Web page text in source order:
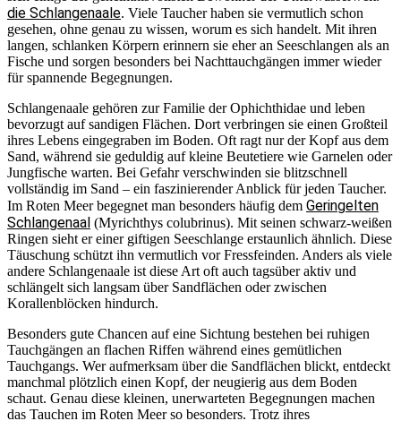
die Schlangenaale. Viele Taucher haben sie vermutlich schon
gesehen, ohne genau zu wissen, worum es sich handelt. Mit ihren
langen, schlanken Körpern erinnern sie eher an Seeschlangen als an
Fische und sorgen besonders bei Nachttauchgängen immer wieder
für spannende Begegnungen.
Schlangenaale gehören zur Familie der Ophichthidae und leben
bevorzugt auf sandigen Flächen. Dort verbringen sie einen Großteil
ihres Lebens eingegraben im Boden. Oft ragt nur der Kopf aus dem
Sand, während sie geduldig auf kleine Beutetiere wie Garnelen oder
Jungfische warten. Bei Gefahr verschwinden sie blitzschnell
vollständig im Sand – ein faszinierender Anblick für jeden Taucher.
Im Roten Meer begegnet man besonders häufig dem Geringelten
Schlangenaal (Myrichthys colubrinus). Mit seinen schwarz-weißen
Ringen sieht er einer giftigen Seeschlange erstaunlich ähnlich. Diese
Täuschung schützt ihn vermutlich vor Fressfeinden. Anders als viele
andere Schlangenaale ist diese Art oft auch tagsüber aktiv und
schlängelt sich langsam über Sandflächen oder zwischen
Korallenblöcken hindurch.
Besonders gute Chancen auf eine Sichtung bestehen bei ruhigen
Tauchgängen an flachen Riffen während eines gemütlichen
Tauchgangs. Wer aufmerksam über die Sandflächen blickt, entdeckt
manchmal plötzlich einen Kopf, der neugierig aus dem Boden
schaut. Genau diese kleinen, unerwarteten Begegnungen machen
das Tauchen im Roten Meer so besonders. Trotz ihres